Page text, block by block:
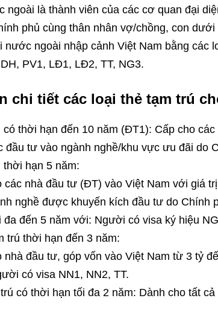
ngoài là thành viên của các cơ quan đại
phủ cùng thân nhân vợ/chồng, con
nước ngoài nhập cảnh Việt Nam bằng các
PV1, LĐ1, LĐ2, TT, NG3.
chi tiết các loại thẻ tạm trú
có thời hạn đến 10 năm (ĐT1): Cấp cho
đầu tư vào ngành nghề/khu vực ưu đãi do
thời hạn 5 năm:
các nhà đầu tư (ĐT) vào Việt Nam với giá
nghề được khuyến kích đầu tư do Chính
đa đến 5 năm với: Người có visa ký hiệu
trú thời hạn đến 3 năm:
nhà đầu tư, góp vốn vào Việt Nam từ 3 tỷ
có visa NN1, NN2, TT.
có thời hạn tối đa 2 năm: Dành cho tất